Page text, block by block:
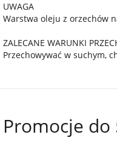
UWAGA
Warstwa oleju z orzechów
ZALECANE WARUNKI
Przechowywać w suchym,
Promocje do